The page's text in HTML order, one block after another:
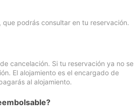
podrás consultar en tu reservación.
cancelación. Si tu reservación ya no se
El alojamiento es el encargado de
al alojamiento.